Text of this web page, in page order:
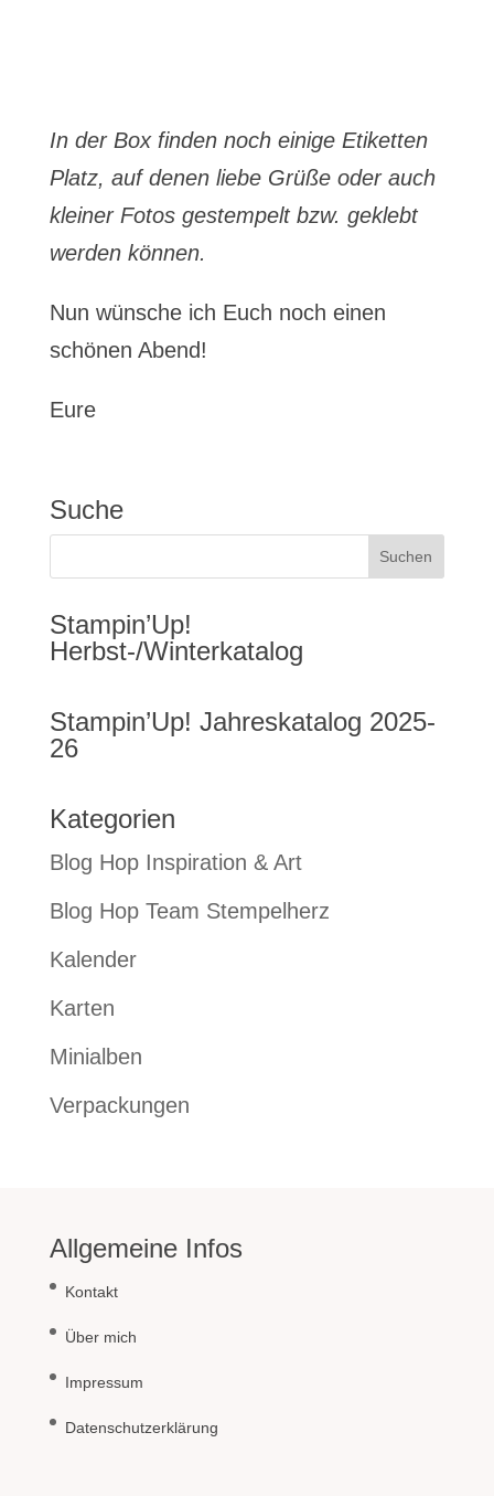
In der Box finden noch einige Etiketten
Platz, auf denen liebe Grüße oder auch
kleiner Fotos gestempelt bzw. geklebt
werden können.
Nun wünsche ich Euch noch einen
schönen Abend!
Eure
Suche
Stampin’Up!
Herbst-/Winterkatalog
Stampin’Up! Jahreskatalog 2025-
26
Kategorien
Blog Hop Inspiration & Art
Blog Hop Team Stempelherz
Kalender
Karten
Minialben
Verpackungen
Allgemeine Infos
Kontakt
Über mich
Impressum
Datenschutzerklärung